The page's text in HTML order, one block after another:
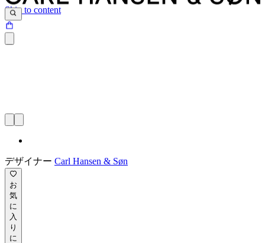
Skip to content
デザイナー Carl Hansen & Søn
お
気
に
入
り
に